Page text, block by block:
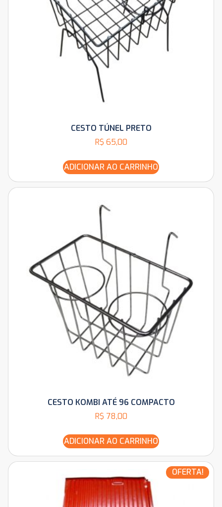
CESTO TÚNEL PRETO
R$ 65,00
ADICIONAR AO CARRINHO
CESTO KOMBI ATÉ 96 COMPACTO
R$ 78,00
ADICIONAR AO CARRINHO
OFERTA!